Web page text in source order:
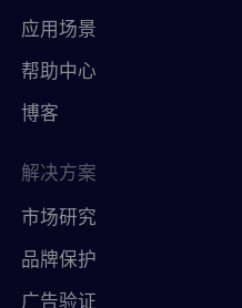
应用场景
帮助中心
博客
解决方案
市场研究
品牌保护
广告验证